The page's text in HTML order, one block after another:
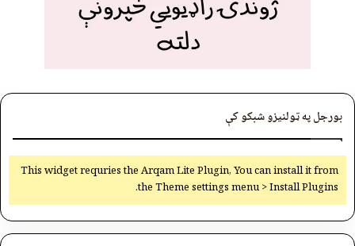
بورجل په ټولنیزو شبکو کې
This widget requries the Arqam Lite Plugin, You can install it from
the Theme settings menu > Install Plugins.